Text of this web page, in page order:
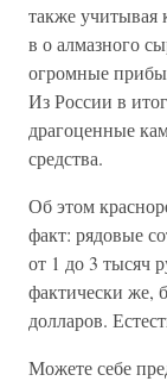
также учитывая
в о алмазного
огромные
Из России в
драгоценные
средства.
Об этом
факт: рядовые
от 1 до 3 тысяч
фактически же,
долларов.
Можете себе